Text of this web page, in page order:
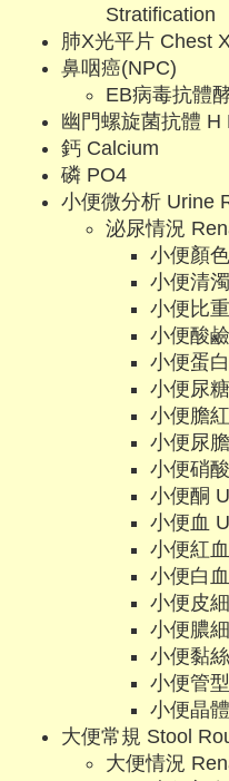
Stratification
肺X光平片 Chest
鼻咽癌(NPC)
EB病毒抗體
幽門螺旋菌抗體 H
鈣 Calcium
磷 PO4
小便微分析 Urine
泌尿情況
小便顏
小便清
小便比
小便酸
小便蛋
小便尿
小便膽
小便尿
小便硝
小便酮
小便血
小便紅
小便白
小便皮
小便膿
小便黏
小便管
小便晶
大便常規 Stool
大便情況